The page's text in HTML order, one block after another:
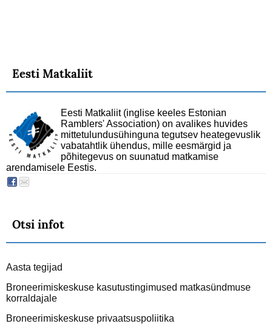
Eesti Matkaliit
Eesti Matkaliit (inglise keeles Estonian
Ramblers' Association) on avalikes huvides
mittetulundusühinguna tegutsev heategevuslik
vabatahtlik ühendus, mille eesmärgid ja
põhitegevus on suunatud matkamise
arendamisele Eestis.
Otsi infot
Aasta tegijad
Broneerimiskeskuse kasutustingimused matkasündmuse
korraldajale
Broneerimiskeskuse privaatsuspoliitika